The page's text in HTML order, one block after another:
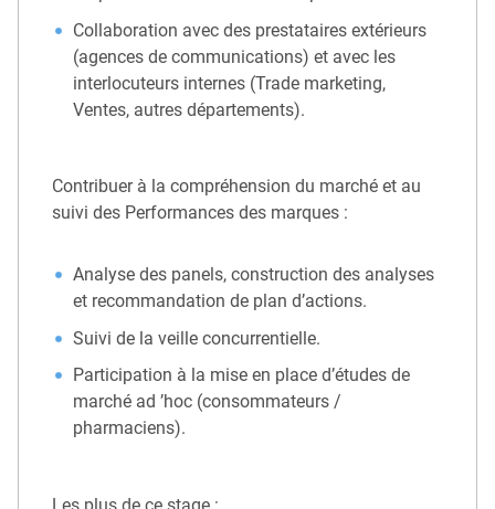
Collaboration avec des prestataires extérieurs
(agences de communications) et avec les
interlocuteurs internes (Trade marketing,
Ventes, autres départements).
Contribuer à la compréhension du marché et au
suivi des Performances des marques :
Analyse des panels, construction des analyses
et recommandation de plan d’actions.
Suivi de la veille concurrentielle.
Participation à la mise en place d’études de
marché ad ’hoc (consommateurs /
pharmaciens).